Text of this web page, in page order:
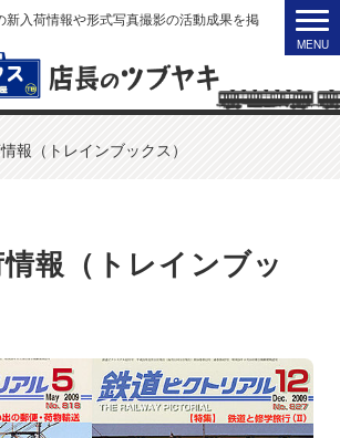
新入荷情報や形式写真撮影の活動成果を掲
報（トレインブックス）
報（トレインブッ